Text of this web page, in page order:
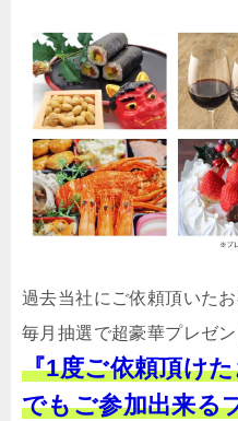
過去当社にご依頼頂いた
毎月抽選で超豪華プレゼ
『1度ご依頼頂け
でもご参加出来る